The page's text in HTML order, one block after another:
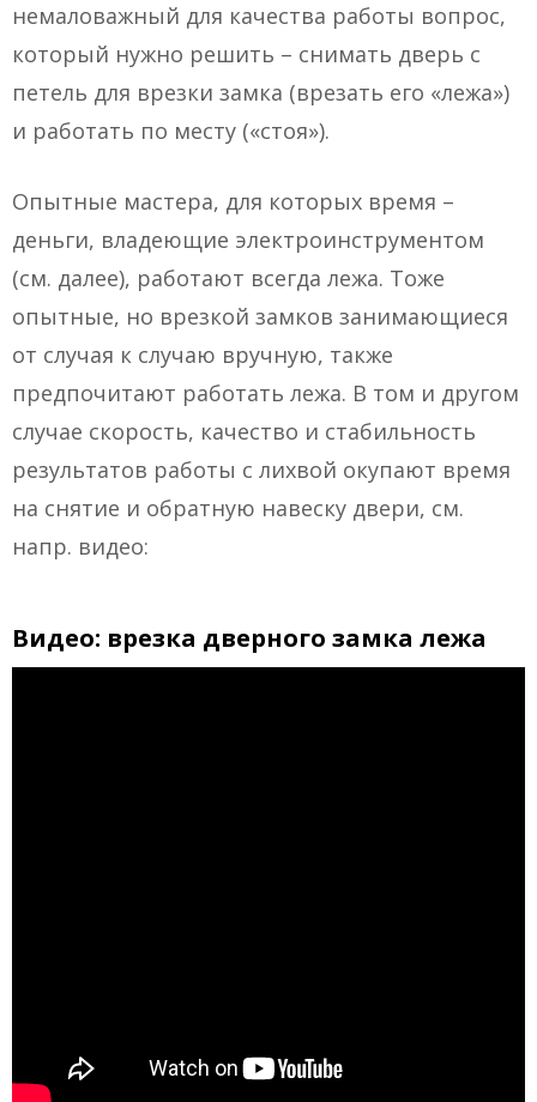
немаловажный для качества работы вопрос,
который нужно решить – снимать дверь с
петель для врезки замка (врезать его «лежа»)
и работать по месту («стоя»).
Опытные мастера, для которых время –
деньги, владеющие электроинструментом
(см. далее), работают всегда лежа. Тоже
опытные, но врезкой замков занимающиеся
от случая к случаю вручную, также
предпочитают работать лежа. В том и другом
случае скорость, качество и стабильность
результатов работы с лихвой окупают время
на снятие и обратную навеску двери, см.
напр. видео:
Видео: врезка дверного замка лежа